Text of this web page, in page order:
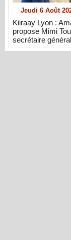
Jeudi 6 Août
Kiiraay Lyon :
propose Mimi
secrétaire